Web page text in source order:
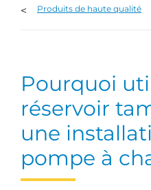
Produits de haute qualité
Pourquoi
réservoir
une
pompe à